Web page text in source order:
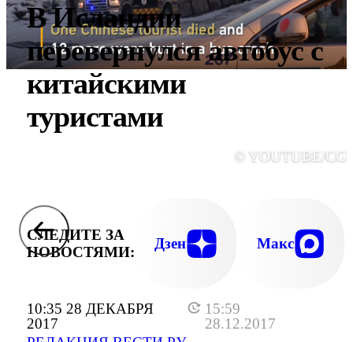
10:35 28 ДЕКАБРЯ
2017
15:59
28.12.2017
В Исландии
перевернулся автобус с
китайскими
туристами
© YOUTUBE/
СЛЕДИТЕ ЗА
НОВОСТЯМИ:
Дзен Макс